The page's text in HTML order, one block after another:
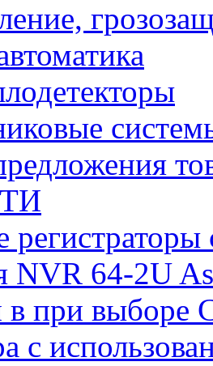
NVR 64-2U
в при выборе
с